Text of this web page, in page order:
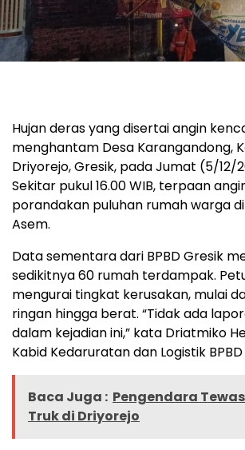
Hujan deras yang disertai angin
menghantam Desa Karangandong,
Driyorejo, Gresik, pada Jumat (5/12/
Sekitar pukul 16.00 WIB, terpaan
porandakan puluhan rumah warga
Asem.
Data sementara dari BPBD Gresik
sedikitnya 60 rumah terdampak.
mengurai tingkat kerusakan, mulai
ringan hingga berat. “Tidak ada
dalam kejadian ini,” kata Driatmiko
Kabid Kedaruratan dan Logistik BPBD
Baca Juga : Pengendara
Truk di Driyorejo